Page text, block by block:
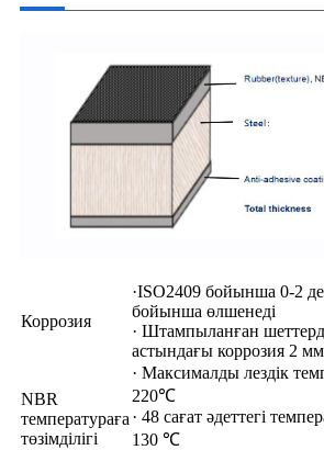
Коррозия
·ISO2409 бойынша 0-2
бойынша өлшенеді
· Штампыланған
астындағы коррозия 2
NBR
температураға
төзімділігі
· Максималды лездік
220℃
· 48 сағат әдеттегі
130 ℃